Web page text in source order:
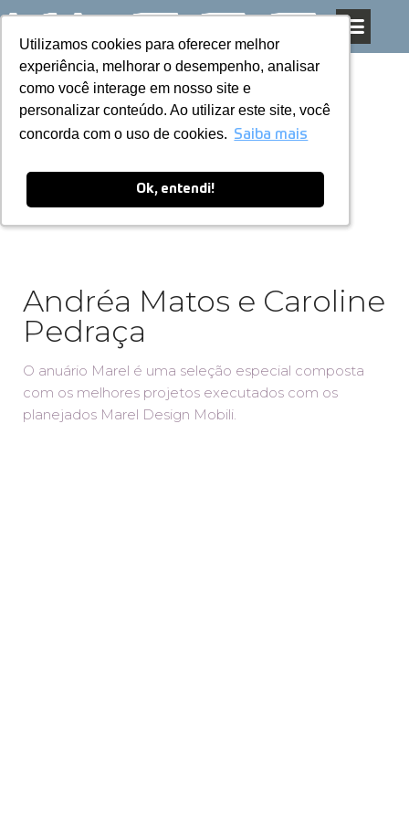
Utilizamos cookies para oferecer melhor
experiência, melhorar o desempenho, analisar
como você interage em nosso site e
personalizar conteúdo. Ao utilizar este site, você
concorda com o uso de cookies. Saiba mais
Ok, entendi!
Utilizamos cookies para oferecer melhor
experiência, melhorar o desempenho, analisar
como você interage em nosso site e
personalizar conteúdo. Ao utilizar este site, você
concorda com o uso de cookies. Saiba mais
Ok, entendi!
Pular
para
o
conteúdo
Andréa Matos e Caroline
Pedraça
O anuário Marel é uma seleção especial composta
com os melhores projetos executados com os
planejados Marel Design Mobili.